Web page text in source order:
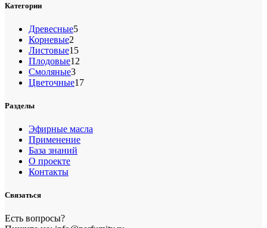
Категории
Древесные55
Корневые2
товара
Листовые1515
товаров
Плодовые12
Смоляные33
товара
Цветочные1717
Разделы
Эфирные масла
Применение
База знаний
О проекте
Контакты
Связаться
Есть вопросы?